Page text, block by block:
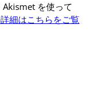
を使って
細はこちらをご覧